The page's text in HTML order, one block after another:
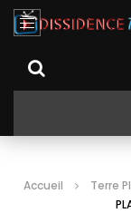
Accueil Terre